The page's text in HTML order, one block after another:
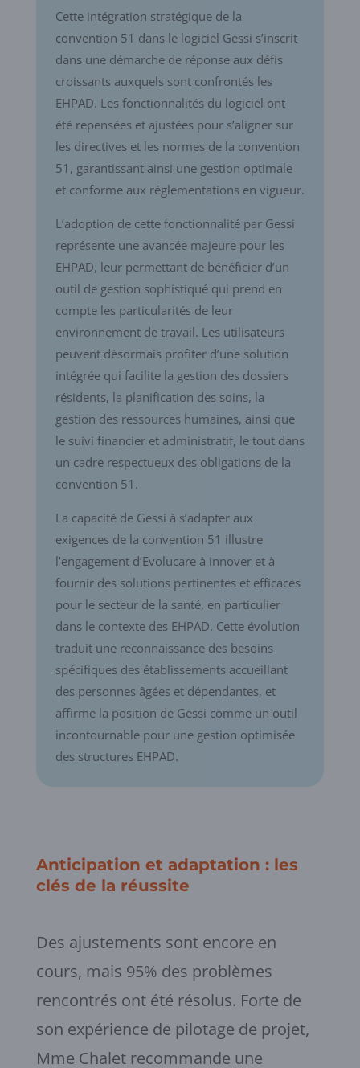
Cette intégration stratégique de la
convention 51 dans le logiciel Gessi s’inscrit
dans une démarche de réponse aux défis
croissants auxquels sont confrontés les
EHPAD. Les fonctionnalités du logiciel ont
été repensées et ajustées pour s’aligner sur
les directives et les normes de la convention
51, garantissant ainsi une gestion optimale
et conforme aux réglementations en vigueur.
L’adoption de cette fonctionnalité par Gessi
représente une avancée majeure pour les
EHPAD, leur permettant de bénéficier d’un
outil de gestion sophistiqué qui prend en
compte les particularités de leur
environnement de travail. Les utilisateurs
peuvent désormais profiter d’une solution
intégrée qui facilite la gestion des dossiers
résidents, la planification des soins, la
gestion des ressources humaines, ainsi que
le suivi financier et administratif, le tout dans
un cadre respectueux des obligations de la
convention 51.
La capacité de Gessi à s’adapter aux
exigences de la convention 51 illustre
l’engagement d’Evolucare à innover et à
fournir des solutions pertinentes et efficaces
pour le secteur de la santé, en particulier
dans le contexte des EHPAD. Cette évolution
traduit une reconnaissance des besoins
spécifiques des établissements accueillant
des personnes âgées et dépendantes, et
affirme la position de Gessi comme un outil
incontournable pour une gestion optimisée
des structures EHPAD.
Anticipation et adaptation : les
clés de la réussite
Des ajustements sont encore en
cours, mais 95% des problèmes
rencontrés ont été résolus. Forte de
son expérience de pilotage de projet,
Mme Chalet recommande une